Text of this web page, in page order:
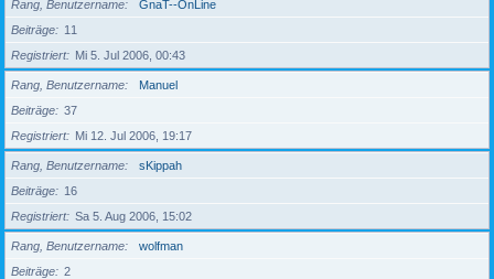
Rang, Benutzername
GnaT--OnLine
Beiträge
11
Registriert
Mi 5. Jul 2006, 00:43
Rang, Benutzername
Manuel
Beiträge
37
Registriert
Mi 12. Jul 2006, 19:17
Rang, Benutzername
sKippah
Beiträge
16
Registriert
Sa 5. Aug 2006, 15:02
Rang, Benutzername
wolfman
Beiträge
2